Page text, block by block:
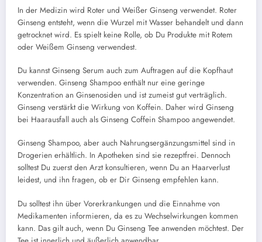
In der Medizin wird Roter und Weißer Ginseng verwendet. Roter
Ginseng entsteht, wenn die Wurzel mit Wasser behandelt und dann
getrocknet wird. Es spielt keine Rolle, ob Du Produkte mit Rotem
oder Weißem Ginseng verwendest.
Du kannst Ginseng Serum auch zum Auftragen auf die Kopfhaut
verwenden. Ginseng Shampoo enthält nur eine geringe
Konzentration an Ginsenosiden und ist zumeist gut verträglich.
Ginseng verstärkt die Wirkung von Koffein. Daher wird Ginseng
bei Haarausfall auch als Ginseng Coffein Shampoo angewendet.
Ginseng Shampoo, aber auch Nahrungsergänzungsmittel sind in
Drogerien erhältlich. In Apotheken sind sie rezeptfrei. Dennoch
solltest Du zuerst den Arzt konsultieren, wenn Du an Haarverlust
leidest, und ihn fragen, ob er Dir Ginseng empfehlen kann.
Du solltest ihn über Vorerkrankungen und die Einnahme von
Medikamenten informieren, da es zu Wechselwirkungen kommen
kann. Das gilt auch, wenn Du Ginseng Tee anwenden möchtest. Der